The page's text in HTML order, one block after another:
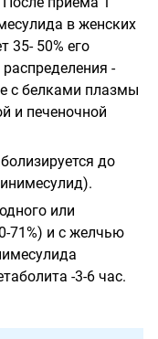
в женских
35- 50% его
-
с белками плазмы
и печеночной
до
или
71%) и с желчью
-3-6 час.